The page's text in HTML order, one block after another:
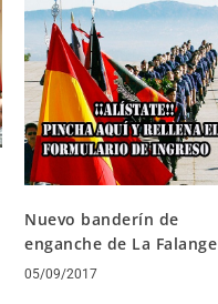
Nuevo banderín de
enganche de La Falange
05/09/2017